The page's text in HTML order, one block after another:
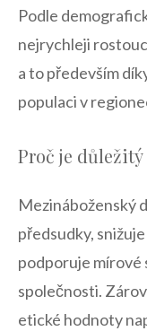
Podle
nejrychleji
a to především
populaci v
Proč je
Mezináboženský
předsudky,
podporuje mírové
společnosti.
etické hodnoty